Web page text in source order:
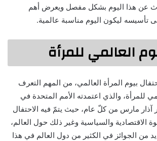
عن هذا اليوم بشكل مفصل ويعرض أهم
تأسيسه ليكون اليوم مناسبة عالمية.
العالمي للمرأة
بيوم المرأة العالمي، من المهم التعرف
للمرأة، والذي اعتمدته الأمم المتحدة في
آذار مارس من كلّ عام، حيث يتمّ فيه الاحتفال
الاقتصادية والسياسية وغير ذلك حول العالم،
من الجوائز في الكثير من دول العالم في هذا